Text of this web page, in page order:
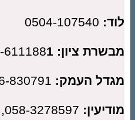
0504-107540
ציון: 052-6111881
העמק:0506-830791
058-3278597,